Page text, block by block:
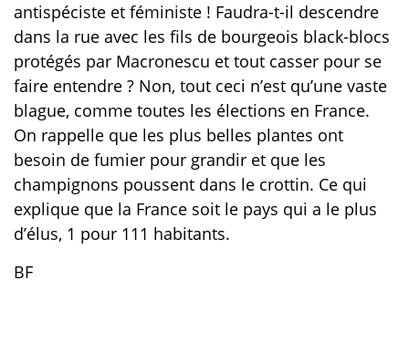
antispéciste et féministe ! Faudra-t-il descendre
dans la rue avec les fils de bourgeois black-blocs
protégés par Macronescu et tout casser pour se
faire entendre ? Non, tout ceci n’est qu’une vaste
blague, comme toutes les élections en France.
On rappelle que les plus belles plantes ont
besoin de fumier pour grandir et que les
champignons poussent dans le crottin. Ce qui
explique que la France soit le pays qui a le plus
d’élus, 1 pour 111 habitants.
BF